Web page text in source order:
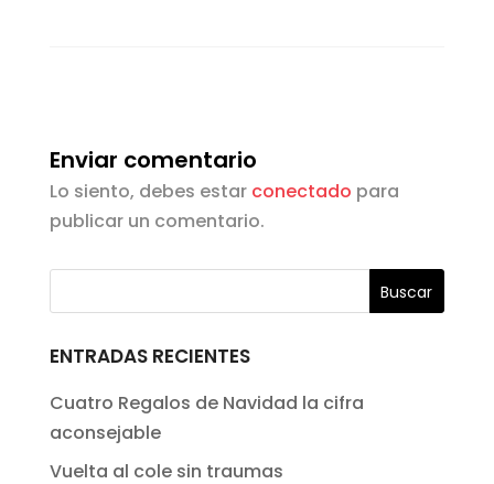
Enviar comentario
Lo siento, debes estar conectado para
publicar un comentario.
ENTRADAS RECIENTES
Cuatro Regalos de Navidad la cifra
aconsejable
Vuelta al cole sin traumas